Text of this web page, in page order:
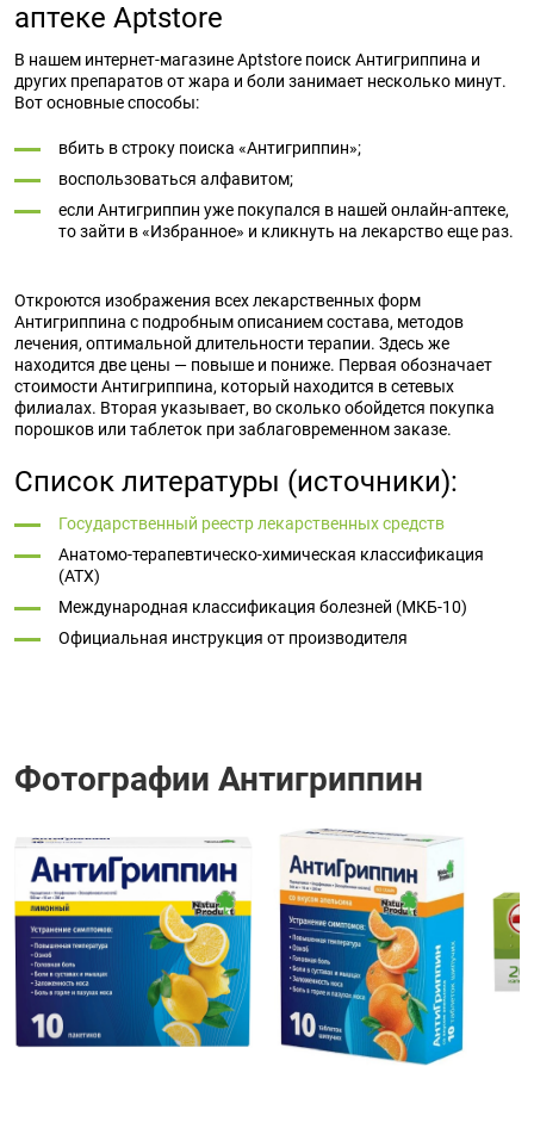
аптеке Aptstore
В нашем интернет-магазине Aptstore поиск Антигриппина и
других препаратов от жара и боли занимает несколько минут.
Вот основные способы:
вбить в строку поиска «Антигриппин»;
воспользоваться алфавитом;
если Антигриппин уже покупался в нашей онлайн-аптеке,
то зайти в «Избранное» и кликнуть на лекарство еще раз.
Откроются изображения всех лекарственных форм
Антигриппина с подробным описанием состава, методов
лечения, оптимальной длительности терапии. Здесь же
находится две цены — повыше и пониже. Первая обозначает
стоимости Антигриппина, который находится в сетевых
филиалах. Вторая указывает, во сколько обойдется покупка
порошков или таблеток при заблаговременном заказе.
Список литературы (источники):
Государственный реестр лекарственных средств
Анатомо-терапевтическо-химическая классификация
(ATX)
Международная классификация болезней (МКБ-10)
Официальная инструкция от производителя
Фотографии Антигриппин